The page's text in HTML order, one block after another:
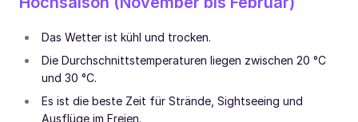
Das Wetter ist kühl und trocken.
Die Durchschnittstemperaturen liegen zwischen 20 °C
und 30 °C.
Es ist die beste Zeit für Strände, Sightseeing und
Ausflüge im Freien.